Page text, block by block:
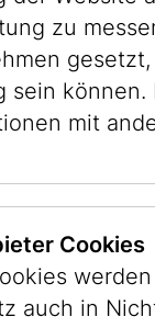
of
der Stadt
1992
11 als
zu
sein
mit
Cookies
auch in